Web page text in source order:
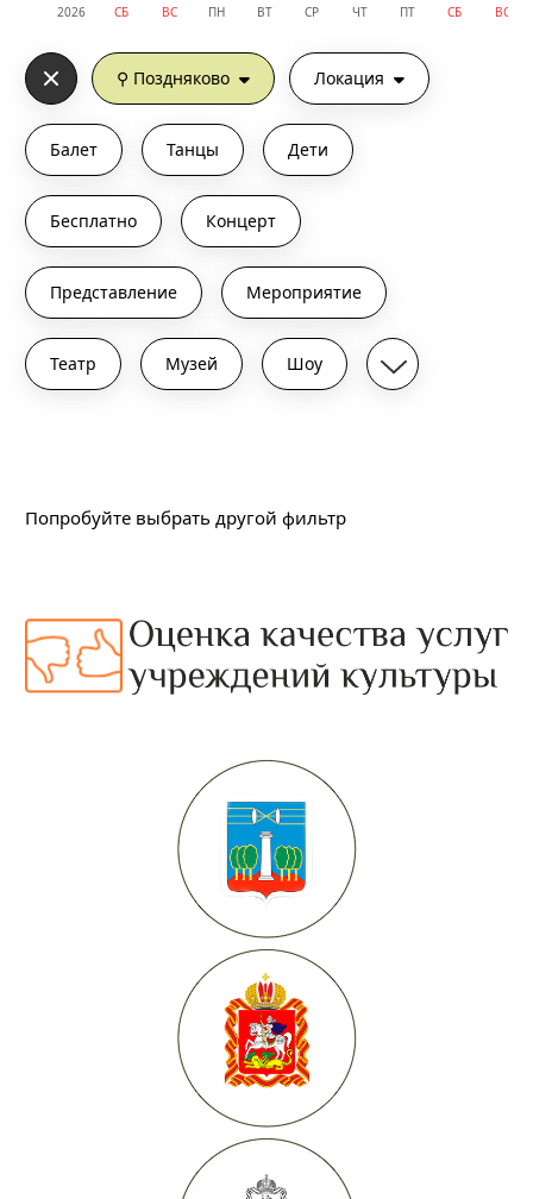
2026 СБ ВС ПН ВТ СР ЧТ ПТ СБ ВС
⚲ Поздняково Локация
Балет Танцы Дети
Бесплатно Концерт
Представление Мероприятие
Театр Музей Шоу
Попробуйте выбрать другой фильтр